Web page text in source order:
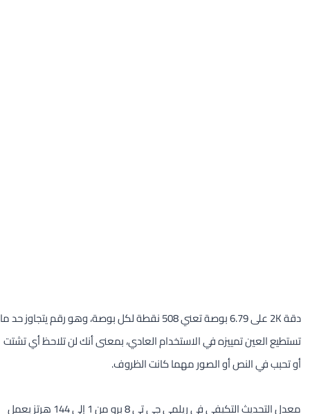
دقة 2K على 6.79 بوصة تعني 508 نقطة لكل بوصة، وهو رقم يتجاوز حد ما
تستطيع العين تمييزه في الاستخدام العادي، بمعنى أنك لن تلاحظ أي تشتت
أو تحبب في النص أو الصور مهما كانت الظروف.
معدل التحديث التكيفي في ريلمي جي تي 8 برو من 1 إلى 144 هرتز يعمل